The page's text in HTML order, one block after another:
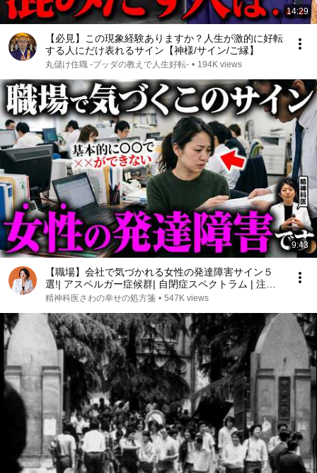
14:29
【必見】この現象経験ありますか？人生が激的に好転
する人にだけ表れるサイン【神様/サイン/ご縁】
丸儲け住職 -ブッダの教えで人生好転- • 194K views
9:43
【職場】会社で気づかれる女性の発達障害サイン５
選!| アスペルガー症候群| 自閉症スペクトラム | 注意
欠如多動症 | ADHD・ASD・LD
精神科医さわの幸せの処方箋 • 547K views